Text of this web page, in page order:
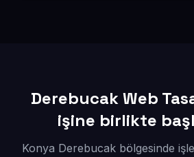
Derebucak Web
işine birlikte
Konya Derebucak bölgesinde